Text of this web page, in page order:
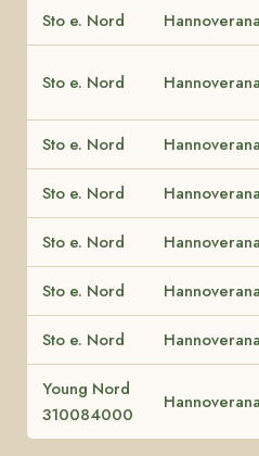
Sto e. Nord
Sto e. Nord
Sto e. Nord
Sto e. Nord
Sto e. Nord
Sto e. Nord
Sto e. Nord
Young Nord
310084000